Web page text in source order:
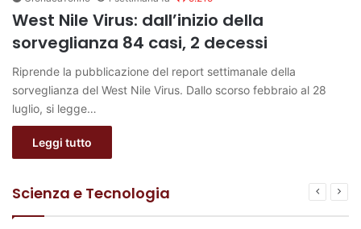
West Nile Virus: dall’inizio della
sorveglianza 84 casi, 2 decessi
Riprende la pubblicazione del report settimanale della
sorveglianza del West Nile Virus. Dallo scorso febbraio al 28
luglio, si legge…
Leggi tutto
Scienza e Tecnologia